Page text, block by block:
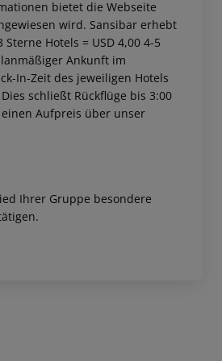
bietet die Webseite
wird. Sansibar erhebt
Hotels = USD 4,00 4-5
Ankunft im
In-Zeit des jeweiligen Hotels
schließt Rückflüge bis 3:00
einen Aufpreis über unser
Ihrer Gruppe besondere